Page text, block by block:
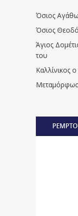
Όσιος
Όσιος
Άγιος
του
Καλλίνικος